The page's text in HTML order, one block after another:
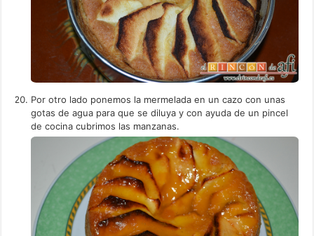
Por otro lado ponemos la mermelada en un cazo con unas
gotas de agua para que se diluya y con ayuda de un pincel
de cocina cubrimos las manzanas.